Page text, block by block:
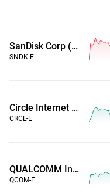
SanDisk Corp (Horas Estendidas)
SNDK-E
Circle Internet Group Inc (Horas Estendidas)
CRCL-E
QUALCOMM Inc. (Horas Estendidas)
QCOM-E